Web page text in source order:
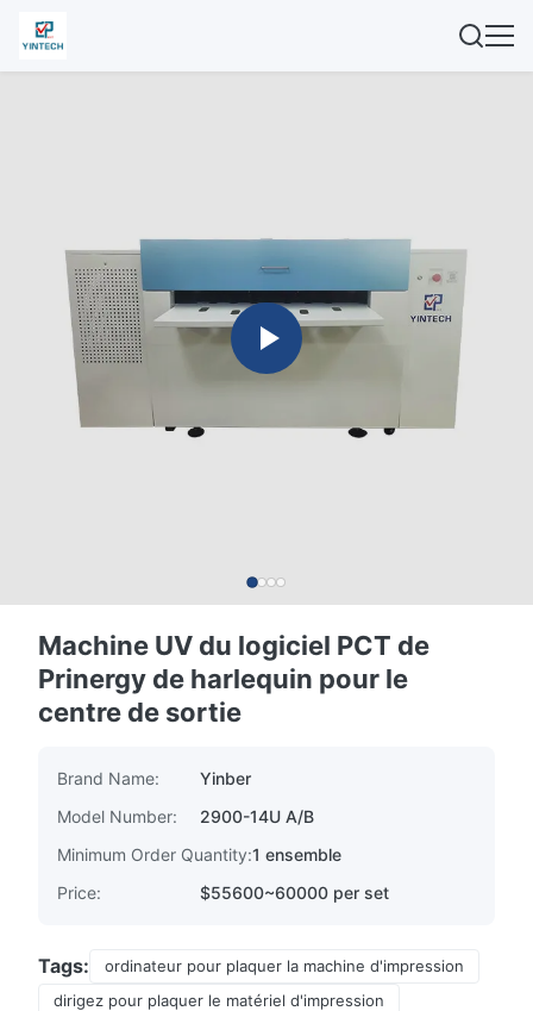
Machine UV du logiciel PCT de
Prinergy de harlequin pour le
centre de sortie
Brand Name:
Yinber
Model Number:
2900-14U A/B
Minimum Order Quantity:1 ensemble
Price:
$55600~60000 per set
Tags:
ordinateur pour plaquer la machine d'impression
dirigez pour plaquer le matériel d'impression